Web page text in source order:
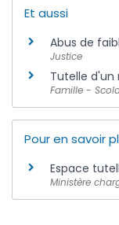
Et aussi
Abus de
Justice
Tutelle d'un
Famille -
Pour en savoir
Espace
Ministère